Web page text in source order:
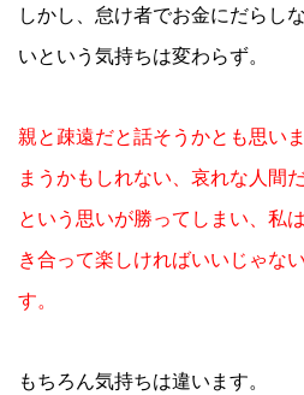
しかし、怠け者でお金にだらし
いという気持ちは変わらず。
親と疎遠だと話そうかとも思い
まうかもしれない、哀れな人間
という思いが勝ってしまい、私
き合って楽しければいいじゃな
す。
もちろん気持ちは違います。